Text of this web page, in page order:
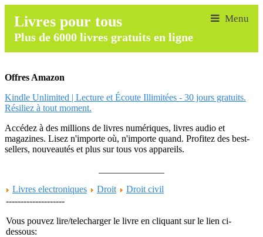
Livres pour tous
Plus de 6000 livres gratuits en ligne
Offres Amazon
Kindle Unlimited | Lecture et Écoute Illimitées - 30 jours gratuits.
Résiliez à tout moment.
Accédez à des millions de livres numériques, livres audio et
magazines. Lisez n'importe où, n'importe quand. Profitez des best-
sellers, nouveautés et plus sur tous vos appareils.
Livres electroniques
Droit
Droit civil
--------------------
Vous pouvez lire/telecharger le livre en cliquant sur le lien ci-
dessous: